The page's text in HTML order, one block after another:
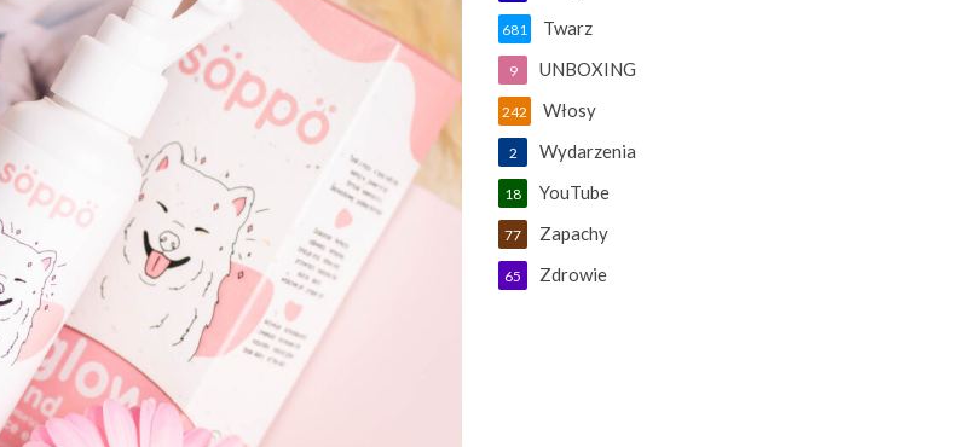
Twarz
681
UNBOXING
9
Włosy
242
Wydarzenia
2
YouTube
18
Zapachy
77
Zdrowie
65